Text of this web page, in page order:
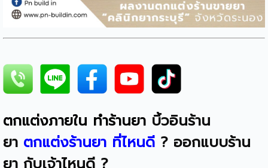
ตกแต่งภายใน ทำร้านยา บิ้วอินร้าน
ยา ตกแต่งร้านยา ที่ไหนดี? ออกแบบร้าน
ยา กับเจ้าไหนดี?